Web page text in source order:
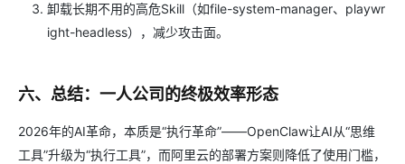
卸载长期不用的高危Skill（如file-system-manager、playwr
ight-headless），减少攻击面。
六、总结：一人公司的终极效率形态
2026年的AI革命，本质是“执行革命”——OpenClaw让AI从“思维
工具”升级为“执行工具”，而阿里云的部署方案则降低了使用门槛，